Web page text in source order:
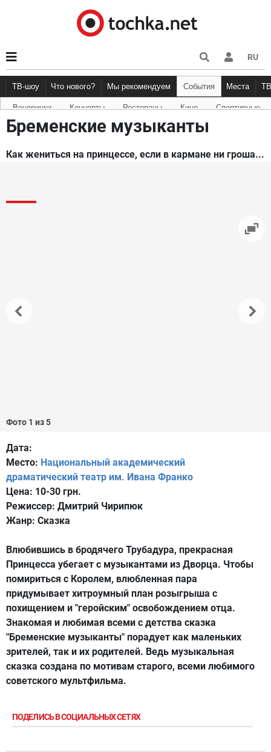
RU
ТВ-шоу Что нового?
Новости афиши Рецензии Куда пойти Точка
Мы рекомендуем События Места
Вечеринки Концерты Рестораны Кино Спортивные
Бременские музыканты
Как жениться на принцессе, если в кармане ни гроша...
Фото 1 из 5
Дата:
Место: Национальный академический
драматический театр им. Ивана Франко
Цена: 10-30 грн.
Режиссер: Дмитрий Чирипюк
Жанр: Сказка
Влюбившись в бродячего Трубадура, прекрасная
Принцесса убегает с музыкантами из Дворца. Чтобы
помириться с Королем, влюбленная пара
придумывает хитроумный план розыгрыша с
похищением и "геройским" освобождением отца.
Знакомая и любимая всеми с детства сказка
"Бременские музыканты" порадует как маленьких
зрителей, так и их родителей. Ведь музыкальная
сказка создана по мотивам старого, всеми любимого
советского мультфильма.
ПОДЕЛИСЬ В СОЦИАЛЬНЫХ СЕТЯХ